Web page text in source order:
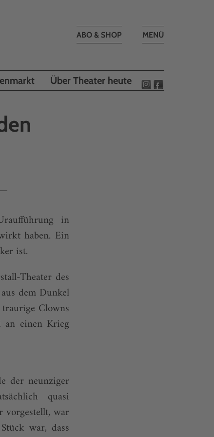
Toggle
MENÜ
ABO & SHOP
Über Theater heute
in
haben. Ein
ist.
Theater des
dem Dunkel
Clowns
an einen Krieg
der neunziger
quasi
vorgestellt, war
war, dass